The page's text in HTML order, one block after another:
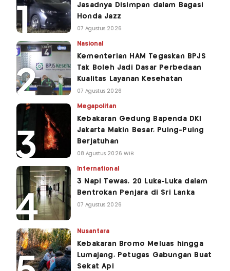
Jasadnya Disimpan dalam Bagasi
Honda Jazz
07 Agustus 2026
Nasional
Kementerian HAM Tegaskan BPJS
Tak Boleh Jadi Dasar Perbedaan
Kualitas Layanan Kesehatan
07 Agustus 2026
Megapolitan
Kebakaran Gedung Bapenda DKI
Jakarta Makin Besar, Puing-Puing
Berjatuhan
08 Agustus 2026 WIB
International
3 Napi Tewas, 20 Luka-Luka dalam
Bentrokan Penjara di Sri Lanka
07 Agustus 2026
Nusantara
Kebakaran Bromo Meluas hingga
Lumajang, Petugas Gabungan Buat
Sekat Api